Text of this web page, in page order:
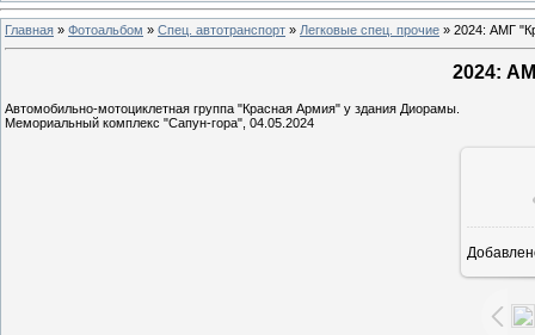
Главная » Фотоальбом » Спец. автотранспорт » Легковые спец. прочие » 2024: АМГ
2024:
Автомобильно-мотоциклетная группа "Красная Армия" у здания Диорамы.
Мемориальный комплекс "Сапун-гора", 04.05.2024